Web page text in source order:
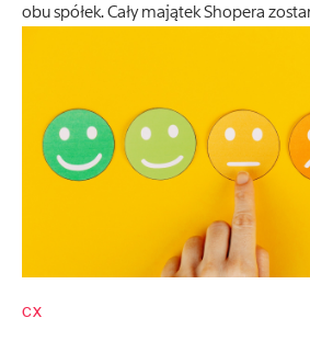
obu spółek. Cały majątek Shopera
CX